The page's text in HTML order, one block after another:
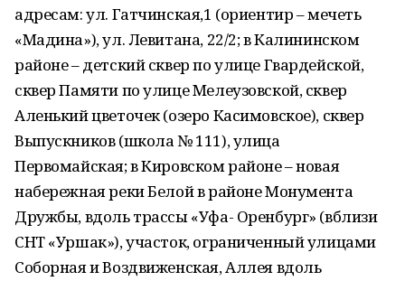
адресам: ул. Гатчинская,1 (ориентир – мечеть
«Мадина»), ул. Левитана, 22/2; в Калининском
районе – детский сквер по улице Гвардейской,
сквер Памяти по улице Мелеузовской, сквер
Аленький цветочек (озеро Касимовское), сквер
Выпускников (школа № 111), улица
Первомайская; в Кировском районе – новая
набережная реки Белой в районе Монумента
Дружбы, вдоль трассы «Уфа- Оренбург» (вблизи
СНТ «Уршак»), участок, ограниченный улицами
Соборная и Воздвиженская, Аллея вдоль